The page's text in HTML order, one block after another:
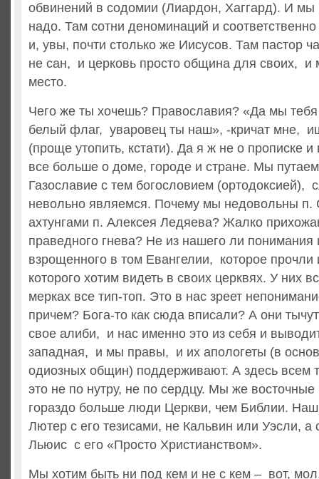
обвинений в содомии (Лиардон, Хаггард). И мы
надо. Там сотни деноминаций и
и, увы, почти столько же Иисусов. Там пастор
не сан, и церковь просто община для своих, и
место.
Чего же ты хочешь? Православия? «Да мы
белый флаг, уваровец ты наш», -кричат мне,
(проще утопить, кстати). Да я ж не о прописке
все больше о доме, городе и стране. Мы
Газославие с тем богословием (ортодоксией),
невольно являемся. Почему мы недовольны
ахтунгами п. Алексея Ледяева? Жалко
праведного гнева? Не из нашего ли понимания
взрощенного в том Евангелии, которое прочли
которого хотим видеть в своих церквях. У них
мерках все тип-топ. Это в нас зреет
причем? Бога-то как сюда вписали? А они
свое алиби, и нас именно это из себя и
западная, и мы правы, и их апологеты (в
одиозных общин) поддерживают. А здесь всем
это не по нутру, не по сердцу. Мы же
гораздо больше люди Церкви, чем Библии.
Лютер с его тезисами, не Кальвин или Уэсли, а
Льюис с его «Просто Христианством».
Мы хотим быть ни под кем и не с кем – вот,